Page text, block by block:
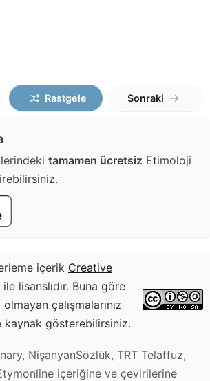
Rastgele Sonraki
tamamen ücretsiz Etimoloji
içerik Creative
ile lisanslıdır. Buna göre
çalışmalarınız
kaynak gösterebilirsiniz.
NişanyanSözlük, TRT Telaffuz,
içeriğine ve çevirilerine